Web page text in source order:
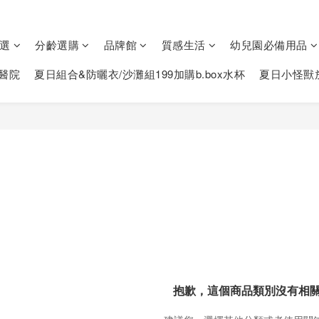
分齡選購 品牌館 質感生活
幼兒園必備用品
院 夏日組合&防曬衣/沙灘組199加購b.box水杯 夏日小怪獸
抱歉，這個商品類別沒有相